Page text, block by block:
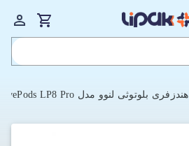
هندزفری بلوتوثی لنوو مدل Lenovo ThinkPlus LivePods LP8 Pro